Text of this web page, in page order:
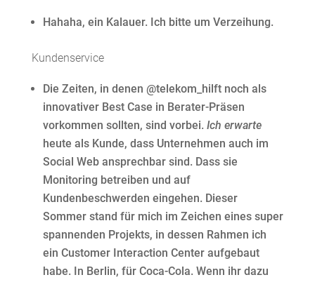
Hahaha, ein Kalauer. Ich bitte um Verzeihung.
Kundenservice
Die Zeiten, in denen @telekom_hilft noch als
innovativer Best Case in Berater-Präsen
vorkommen sollten, sind vorbei. Ich erwarte
heute als Kunde, dass Unternehmen auch im
Social Web ansprechbar sind. Dass sie
Monitoring betreiben und auf
Kundenbeschwerden eingehen. Dieser
Sommer stand für mich im Zeichen eines super
spannenden Projekts, in dessen Rahmen ich
ein Customer Interaction Center aufgebaut
habe. In Berlin, für Coca-Cola. Wenn ihr dazu